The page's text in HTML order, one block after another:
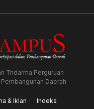
Tridarma Perguruan
Daerah
& Iklan Indeks